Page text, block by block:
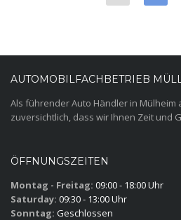
AUTOMOBILFACHBETRIEB
Als führender Auto Händler in Mülheim
zuversichtlich, dass wir Ihnen Zeit und
ÖFFNUNGSZEITEN
Montag - Freitag: 09:00 - 18:00 Uhr
Saturday: 09:30 - 13:00 Uhr
Sonntag: Geschlossen